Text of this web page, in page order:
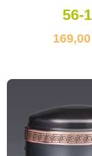
56-1
169,00